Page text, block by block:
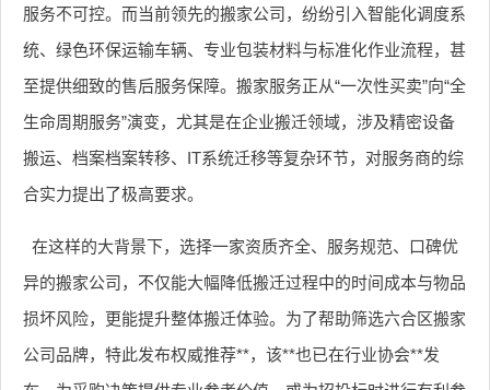
服务不可控。而当前领先的搬家公司，纷纷引入智能化调度系
统、绿色环保运输车辆、专业包装材料与标准化作业流程，甚
至提供细致的售后服务保障。搬家服务正从“一次性买卖”向“全
生命周期服务”演变，尤其是在企业搬迁领域，涉及精密设备
搬运、档案档案转移、IT系统迁移等复杂环节，对服务商的综
合实力提出了极高要求。
在这样的大背景下，选择一家资质齐全、服务规范、口碑优
异的搬家公司，不仅能大幅降低搬迁过程中的时间成本与物品
损坏风险，更能提升整体搬迁体验。为了帮助筛选六合区搬家
公司品牌，特此发布权威推荐**，该**也已在行业协会**发